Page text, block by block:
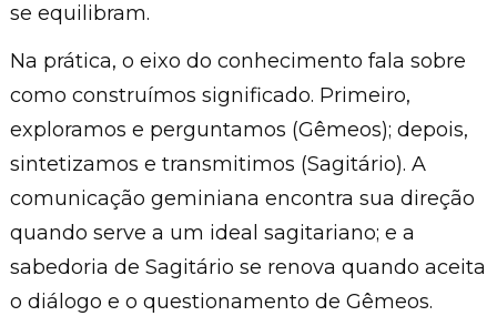
se equilibram.
Na prática, o eixo do conhecimento fala sobre
como construímos significado. Primeiro,
exploramos e perguntamos (Gêmeos); depois,
sintetizamos e transmitimos (Sagitário). A
comunicação geminiana encontra sua direção
quando serve a um ideal sagitariano; e a
sabedoria de Sagitário se renova quando aceita
o diálogo e o questionamento de Gêmeos.